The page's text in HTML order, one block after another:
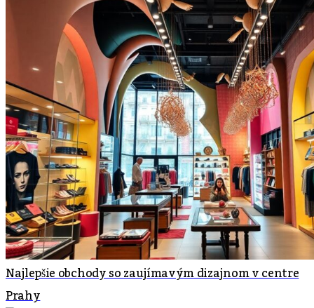
Najlepšie obchody so zaujímavým dizajnom v centre
Prahy